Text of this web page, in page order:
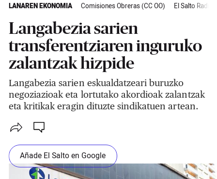
LANAREN EKONOMIA Comisiones Obreras (CC OO) El Salto Radio
Langabezia sarien
transferentziaren inguruko
zalantzak hizpide
Langabezia sarien eskualdatzeari buruzko
negoziazioak eta lortutako akordioak zalantzak
eta kritikak eragin dituzte sindikatuen artean.
Añade El Salto en Google